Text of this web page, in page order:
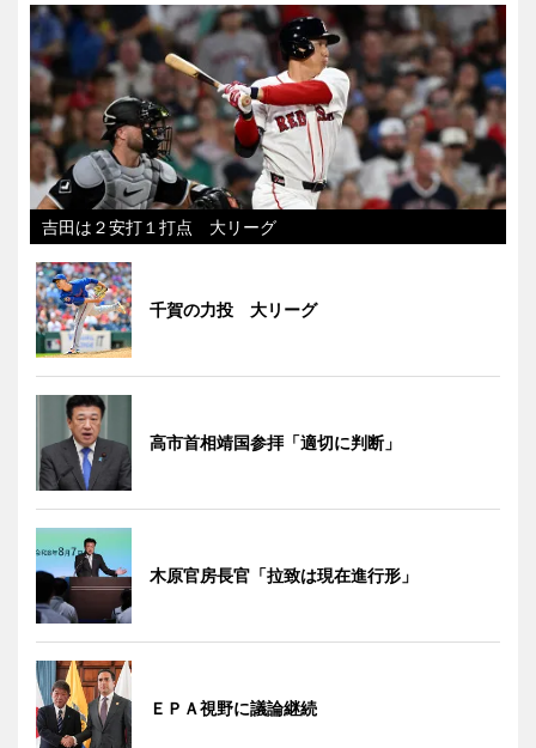
吉田は２安打１打点 大リーグ
千賀の力投 大リーグ
高市首相靖国参拝「適切に判断」
木原官房長官「拉致は現在進行形」
ＥＰＡ視野に議論継続